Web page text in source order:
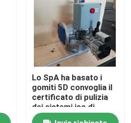
Lo SpA ha basato i
gomiti 5D convoglia il
certificato di pulizia
dei sistemi iso di
Pigging